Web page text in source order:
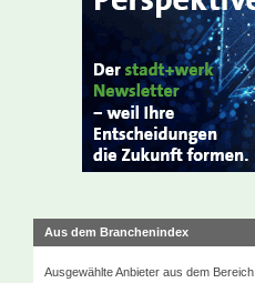
Aus dem Branchenindex
Ausgewählte Anbieter aus dem Bereich